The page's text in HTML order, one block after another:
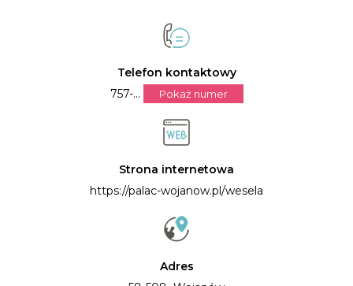
Telefon kontaktowy
757-...
Pokaż numer
Strona internetowa
https://palac-wojanow.pl/wesela
Adres